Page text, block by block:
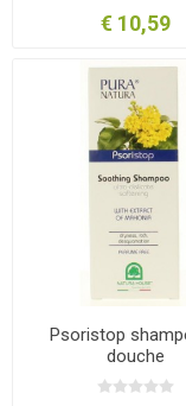
€ 10,59
Psoristop
douche